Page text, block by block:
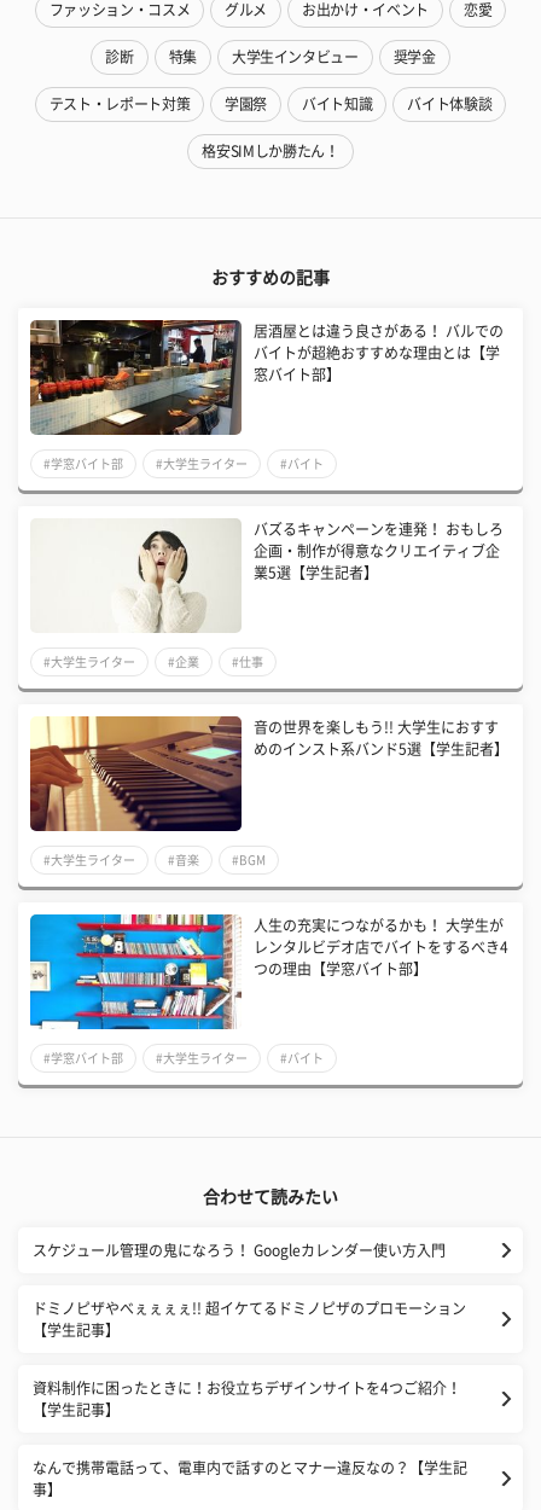
ファッション・コスメ グルメ お出かけ・イベント 恋愛
診断 特集 大学生インタビュー 奨学金
テスト・レポート対策 学園祭 バイト知識 バイト体験談
格安SIMしか勝たん！
おすすめの記事
居酒屋とは違う良さがある！ バルでの
バイトが超絶おすすめな理由とは【学
窓バイト部】
#学窓バイト部 #大学生ライター #バイト
バズるキャンペーンを連発！ おもしろ
企画・制作が得意なクリエイティブ企
業5選【学生記者】
#大学生ライター #企業 #仕事
音の世界を楽しもう!! 大学生におすす
めのインスト系バンド5選【学生記者】
#大学生ライター #音楽 #BGM
人生の充実につながるかも！ 大学生が
レンタルビデオ店でバイトをするべき4
つの理由【学窓バイト部】
#学窓バイト部 #大学生ライター #バイト
合わせて読みたい
スケジュール管理の鬼になろう！ Googleカレンダー使い方入門
ドミノピザやべぇぇぇぇ!! 超イケてるドミノピザのプロモーション
【学生記事】
資料制作に困ったときに！お役立ちデザインサイトを4つご紹介！
【学生記事】
なんで携帯電話って、電車内で話すのとマナー違反なの？【学生記
事】